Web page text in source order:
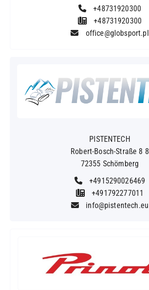
+48731920300
+48731920300
office@globsport.pl
PISTENTECH
Robert-Bosch-Straße 8 8
72355 Schömberg
+4915290026469
+491792277011
info@pistentech.eu